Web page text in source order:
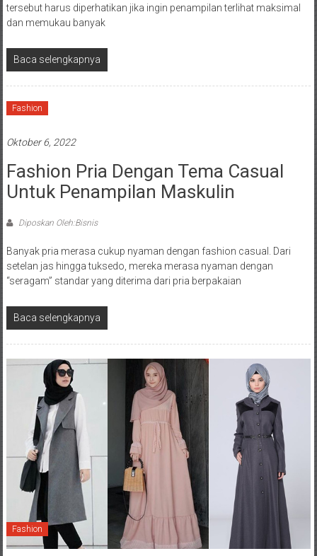
tersebut harus diperhatikan jika ingin penampilan terlihat maksimal
dan memukau banyak
Baca selengkapnya
Fashion
Oktober 6, 2022
Fashion Pria Dengan Tema Casual
Untuk Penampilan Maskulin
Diposkan Oleh:Bisnis
Banyak pria merasa cukup nyaman dengan fashion casual. Dari
setelan jas hingga tuksedo, mereka merasa nyaman dengan
“seragam” standar yang diterima dari pria berpakaian
Baca selengkapnya
Fashion